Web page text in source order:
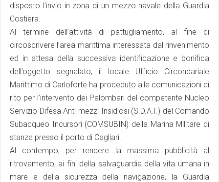
disposto l’invio in zona di un mezzo navale della Guardia
Costiera.
Al termine dell’attività di pattugliamento, al fine di
circoscrivere l’area marittima interessata dal rinvenimento
ed in attesa della successiva identificazione e bonifica
dell’oggetto segnalato, il locale Ufficio Circondariale
Marittimo di Carloforte ha proceduto alle comunicazioni di
rito per l’intervento dei Palombari del competente Nucleo
Servizio Difesa Anti-mezzi Insidiosi (S.D.A.I.) del Comando
Subacqueo Incursori (COMSUBIN) della Marina Militare di
stanza presso il porto di Cagliari.
Al contempo, per rendere la massima pubblicità al
ritrovamento, ai fini della salvaguardia della vita umana in
mare e della sicurezza della navigazione, la Guardia